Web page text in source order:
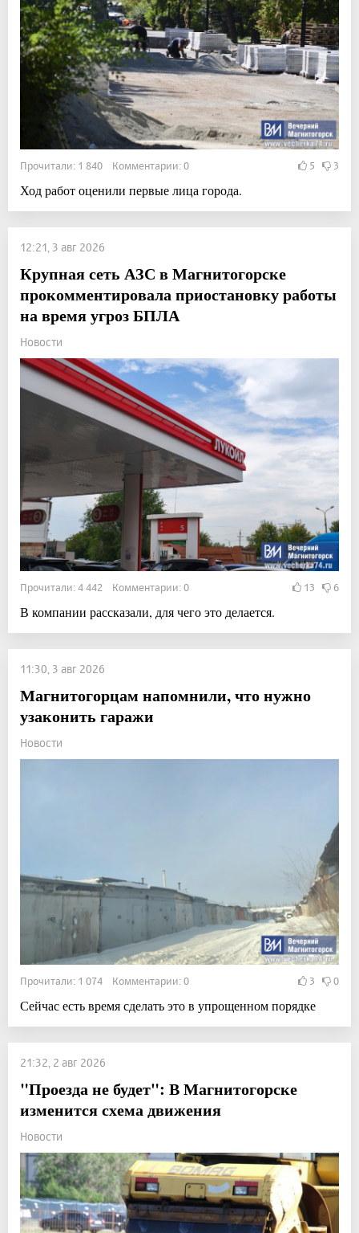
Прочитали: 1 840 Комментарии: 0 5 3
Ход работ оценили первые лица города.
12:21, 3 авг 2026
Крупная сеть АЗС в Магнитогорске
прокомментировала приостановку работы
на время угроз БПЛА
Новости
Прочитали: 4 442 Комментарии: 0 13 6
В компании рассказали, для чего это делается.
11:30, 3 авг 2026
Магнитогорцам напомнили, что нужно
узаконить гаражи
Новости
Прочитали: 1 074 Комментарии: 0 3 0
Сейчас есть время сделать это в упрощенном порядке
21:32, 2 авг 2026
"Проезда не будет": В Магнитогорске
изменится схема движения
Новости